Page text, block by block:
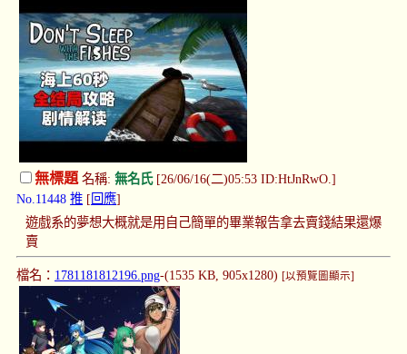
無標題名稱: 無名氏[26/06/16(二)05:53 ID:HtJnRwO.]
No.11448 推 [ 回應]
遊戲系的夢想大概就是用自己簡單的畢業報告拿去賣錢結果還爆
賣
檔名： 1781181812196.png-(1535 KB, 905x1280) [以預覽圖顯示]